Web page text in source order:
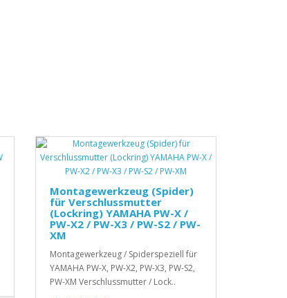
Montagewerkzeug (Spider)
für Verschlussmutter
(Lockring) YAMAHA PW-X /
PW-X2 / PW-X3 / PW-S2 / PW-
XM
Montagewerkzeug / Spiderspeziell für
YAMAHA PW-X, PW-X2, PW-X3, PW-S2,
PW-XM Verschlussmutter / Lock..